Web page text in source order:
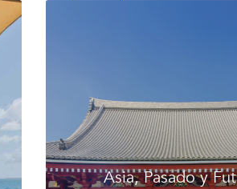
Asia, Pasado y